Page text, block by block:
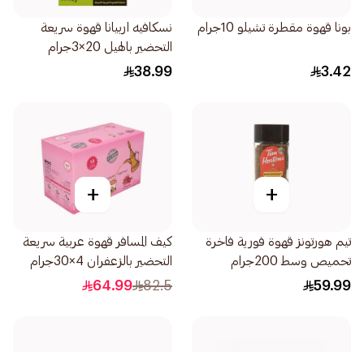
بونا قهوة مقطرة تشيلو 10جرام
3.42
نسكافيه اربيانا قهوة سريعة
التحضير بالهيل 20×3جرام
38.99
+
تيم هورتونز قهوة فورية فاخرة
تحميص وسط 200جرام
59.99
+
كيف المسافر قهوة عربية سريعة
التحضير بالزعفران 4×30جرام
82.5
64.99